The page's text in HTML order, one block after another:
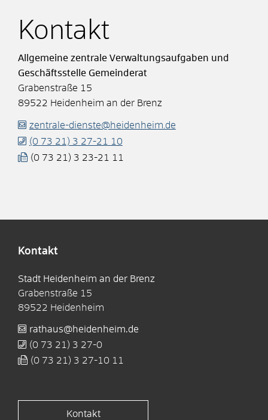
Kontakt
Allgemeine zentrale Verwaltungsaufgaben und
Geschäftsstelle Gemeinderat
Grabenstraße 15
89522 Heidenheim an der Brenz
zentrale-dienste@heidenheim.de
(0 73 21) 3 27-21
10
(0 73 21) 3 23-21 11
Kontakt
Stadt Heidenheim an der Brenz
Grabenstraße 15
89522 Heidenheim
rathaus@heidenheim.de
(0 73 21) 3 27-0
(0 73 21) 3 27-10 11
Kontakt